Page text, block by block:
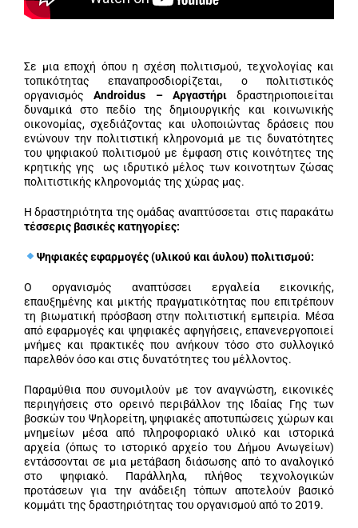
Σε μια εποχή όπου η σχέση πολιτισμού, τεχνολογίας και
τοπικότητας επαναπροσδιορίζεται, ο πολιτιστικός
οργανισμόςAndroidus – Αργαστήριδραστηριοποιείται
δυναμικά στο πεδίο της δημιουργικής και κοινωνικής
οικονομίας, σχεδιάζοντας και υλοποιώντας δράσεις που
ενώνουν την πολιτιστική κληρονομιά με τις δυνατότητες
του ψηφιακού πολιτισμού με έμφαση στις κοινότητες της
κρητικής γης ως ιδρυτικό μέλος των κοινοτητων ζώσας
πολιτιστικής κληρονομιάς της χώρας μας.
Η δραστηριότητα της ομάδας αναπτύσσεται στις παρακάτω
τέσσερις βασικές κατηγορίες:
Ψηφιακές εφαρμογές (υλικού και άυλου) πολιτισμού:
Ο οργανισμός αναπτύσσει εργαλεία εικονικής,
επαυξημένης και μικτής πραγματικότητας που επιτρέπουν
τη βιωματική πρόσβαση στην πολιτιστική εμπειρία. Μέσα
από εφαρμογές και ψηφιακές αφηγήσεις, επανενεργοποιεί
μνήμες και πρακτικές που ανήκουν τόσο στο συλλογικό
παρελθόν όσο και στις δυνατότητες του μέλλοντος.
Παραμύθια που συνομιλούν με τον αναγνώστη, εικονικές
περιηγήσεις στο ορεινό περιβάλλον της Ιδαίας Γης των
βοσκών του Ψηλορείτη, ψηφιακές αποτυπώσεις χώρων και
μνημείων μέσα από πληροφοριακό υλικό και ιστορικά
αρχεία (όπως το ιστορικό αρχείο του Δήμου Ανωγείων)
εντάσσονται σε μια μετάβαση διάσωσης από το αναλογικό
στο ψηφιακό. Παράλληλα, πλήθος τεχνολογικών
προτάσεων για την ανάδειξη τόπων αποτελούν βασικό
κομμάτι της δραστηριότητας του οργανισμού από το 2019.